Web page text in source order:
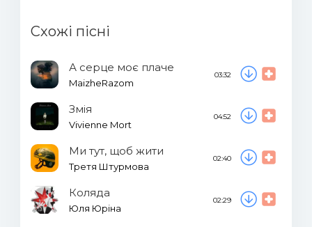
Схожі пісні
А серце моє плаче
MaizheRazom
03:32
Змія
Vivienne Mort
04:52
Ми тут, щоб жити
Третя Штурмова
02:40
Коляда
Юля Юріна
02:29